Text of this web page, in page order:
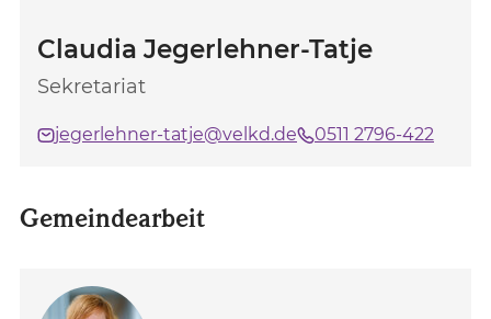
Claudia Jegerlehner-Tatje
Sekretariat
jegerlehner-tatje@velkd.de 0511 2796-422
Gemeindearbeit